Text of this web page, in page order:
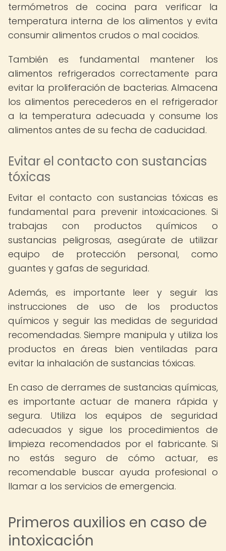
termómetros de cocina para verificar la
temperatura interna de los alimentos y evita
consumir alimentos crudos o mal cocidos.
También es fundamental mantener los
alimentos refrigerados correctamente para
evitar la proliferación de bacterias. Almacena
los alimentos perecederos en el refrigerador
a la temperatura adecuada y consume los
alimentos antes de su fecha de caducidad.
Evitar el contacto con sustancias
tóxicas
Evitar el contacto con sustancias tóxicas es
fundamental para prevenir intoxicaciones. Si
trabajas con productos químicos o
sustancias peligrosas, asegúrate de utilizar
equipo de protección personal, como
guantes y gafas de seguridad.
Además, es importante leer y seguir las
instrucciones de uso de los productos
químicos y seguir las medidas de seguridad
recomendadas. Siempre manipula y utiliza los
productos en áreas bien ventiladas para
evitar la inhalación de sustancias tóxicas.
En caso de derrames de sustancias químicas,
es importante actuar de manera rápida y
segura. Utiliza los equipos de seguridad
adecuados y sigue los procedimientos de
limpieza recomendados por el fabricante. Si
no estás seguro de cómo actuar, es
recomendable buscar ayuda profesional o
llamar a los servicios de emergencia.
Primeros auxilios en caso de
intoxicación